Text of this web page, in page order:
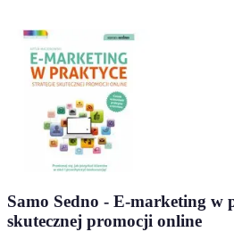
Samo Sedno - E-marketing w
skutecznej promocji online